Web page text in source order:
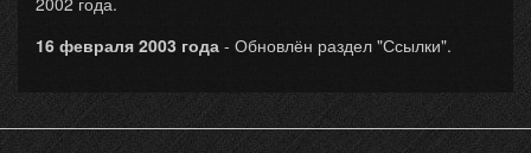
16 февраля 2003 года - Обновлён раздел "Ссылки".